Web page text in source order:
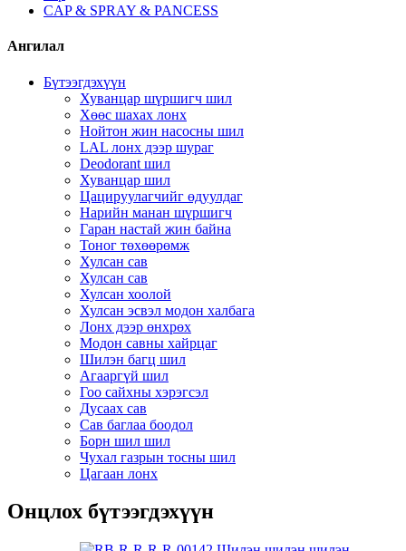
CAP & SPRAY & PANCESS
Ангилал
Бүтээгдэхүүн
Хуванцар шүршигч шил
Хөөс шахах лонх
Нойтон жин насосны шил
LAL лонх дээр шураг
Deodorant шил
Хуванцар шил
Цацируулагчийг өдуулдаг
Нарийн манан шүршигч
Гаран настай жин байна
Тоног төхөөрөмж
Хулсан сав
Хулсан сав
Хулсан хоолой
Хулсан эсвэл модон халбага
Лонх дээр өнхрөх
Модон савны хайрцаг
Шилэн багц шил
Агааргүй шил
Гоо сайхны хэрэгсэл
Дусаах сав
Сав баглаа боодол
Борн шил шил
Чухал газрын тосны шил
Цагаан лонх
Онцлох бүтээгдэхүүн